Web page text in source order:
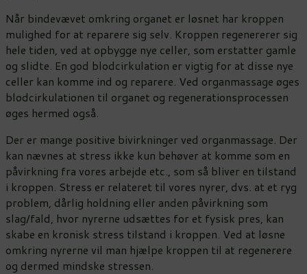
Når bindevævet omkring organet er løsnet har kroppen
mulighed for at reparere sig selv. Kroppen regenererer sig
hele tiden, ved at opbygge nye celler, som erstatter gamle
og slidte. En god blodcirkulation er vigtig for at disse nye
celler kan komme ind og reparere. Ved organmassage øges
blodcirkulationen til organet og regenerationsprocessen
øges hermed også.
Der er mange positive bivirkninger ved organmassage. Der
kan nævnes at stress ikke kun behøver at komme som en
påvirkning fra vores arbejde etc., som så bliver en tilstand
i kroppen. Stress er relateret til vores nyrer, dvs. at et ryg
problem, dårlig holdning eller anden påvirkning som
slag/fald, hvor nyrerne udsættes for et fysisk pres, kan
skabe en kronisk stress tilstand i kroppen. Ved at løsne
omkring nyrerne vil man hjælpe kroppen til at regenerere
og dermed mindske stressen.